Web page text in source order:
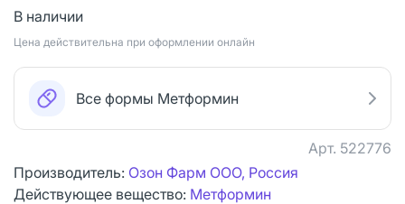
В наличии
Цена действительна при оформлении онлайн
Все формы Метформин
Арт. 522776
Производитель: Озон Фарм ООО, Россия
Действующее вещество: Метформин